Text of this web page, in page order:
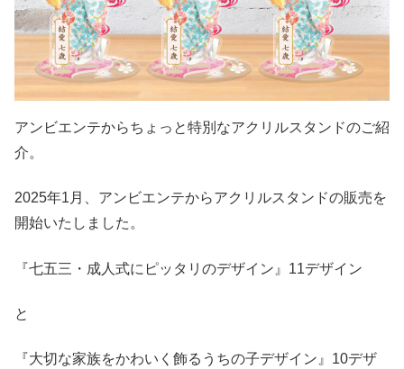
アンビエンテからちょっと特別なアクリルスタンドのご紹
介。
2025年1月、アンビエンテからアクリルスタンドの販売を
開始いたしました。
『七五三・成人式にピッタリのデザイン』11デザイン
と
『大切な家族をかわいく飾るうちの子デザイン』10デザ